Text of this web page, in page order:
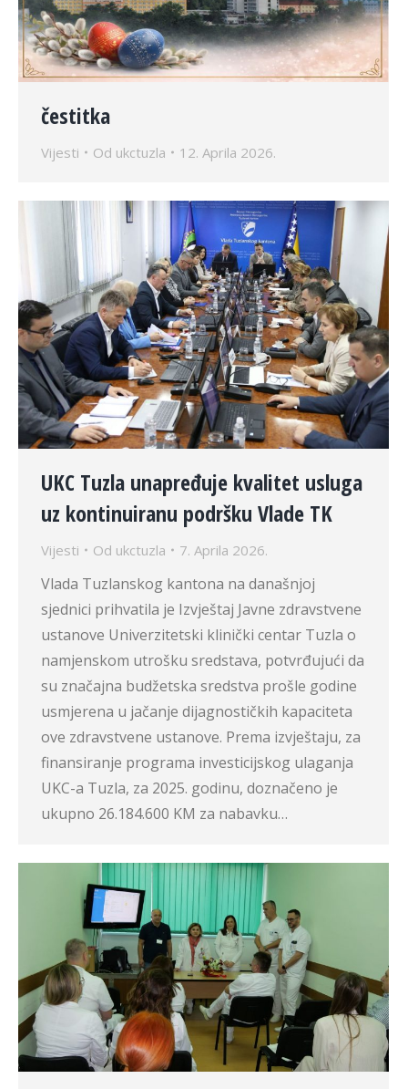
čestitka
Vijesti Od ukctuzla 12. Aprila 2026.
UKC Tuzla unapređuje kvalitet usluga
uz kontinuiranu podršku Vlade TK
Vijesti Od ukctuzla 7. Aprila 2026.
Vlada Tuzlanskog kantona na današnjoj
sjednici prihvatila je Izvještaj Javne zdravstvene
ustanove Univerzitetski klinički centar Tuzla o
namjenskom utrošku sredstava, potvrđujući da
su značajna budžetska sredstva prošle godine
usmjerena u jačanje dijagnostičkih kapaciteta
ove zdravstvene ustanove. Prema izvještaju, za
finansiranje programa investicijskog ulaganja
UKC-a Tuzla, za 2025. godinu, doznačeno je
ukupno 26.184.600 KM za nabavku…